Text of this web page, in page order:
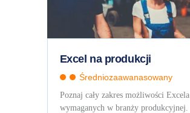
Excel na produkcji
Średniozaawanasowany
Poznaj cały zakres możliwości Excela
wymaganych w branży produkcyjnej.